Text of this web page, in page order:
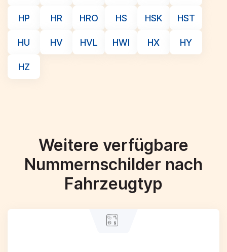
HP HR HRO HS HSK HST
HU HV HVL HWI HX HY
HZ
Weitere verfügbare
Nummernschilder nach
Fahrzeugtyp